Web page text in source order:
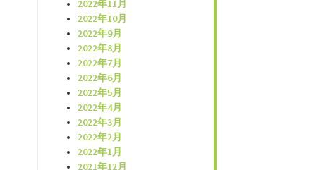
2022年11月
2022年10月
2022年9月
2022年8月
2022年7月
2022年6月
2022年5月
2022年4月
2022年3月
2022年2月
2022年1月
2021年12月